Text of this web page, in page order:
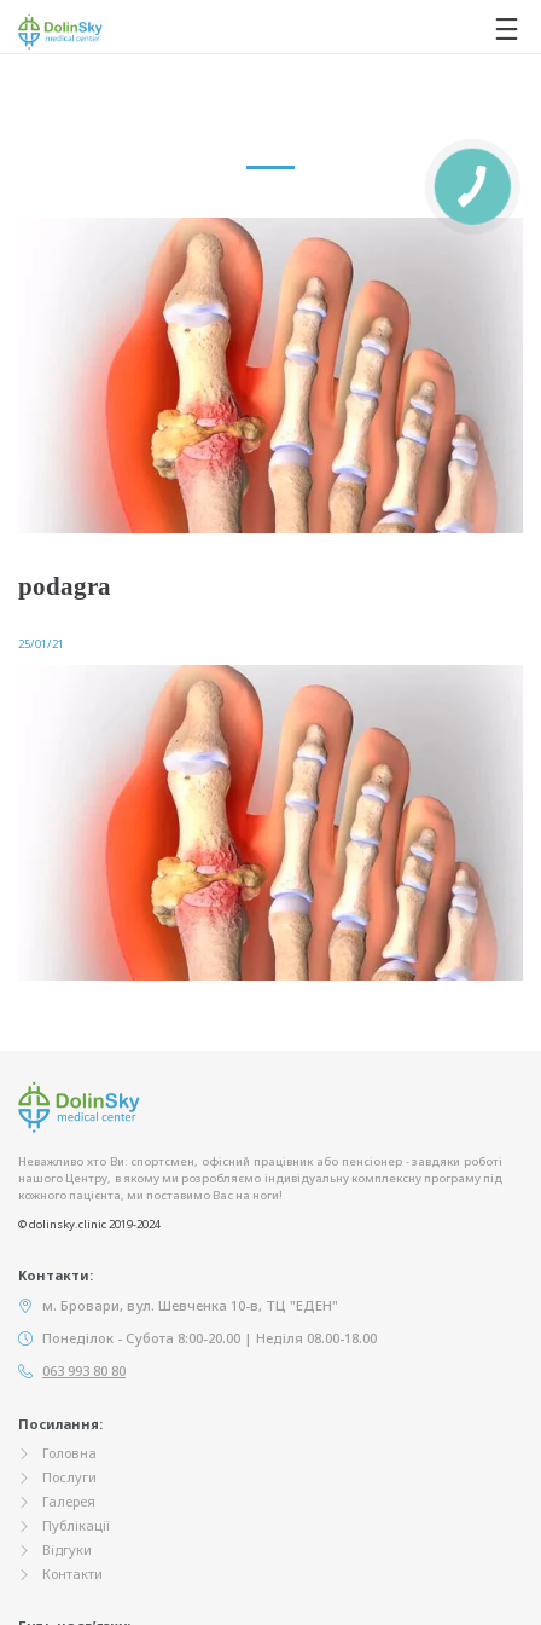
podagra
25/01/21
Неважливо хто Ви: спортсмен, офісний працівник або пенсіонер - завдяки роботі
нашого Центру, в якому ми розробляємо індивідуальну комплексну програму під
кожного пацієнта, ми поставимо Вас на ноги!
© dolinsky.clinic 2019-2024
Контакти:
м. Бровари, вул. Шевченка 10-в, ТЦ "ЕДЕН"
Понеділок - Субота 8:00-20.00 | Неділя 08.00-18.00
063 993 80 80
Посилання:
Головна
Послуги
Галерея
Публікації
Відгуки
Контакти